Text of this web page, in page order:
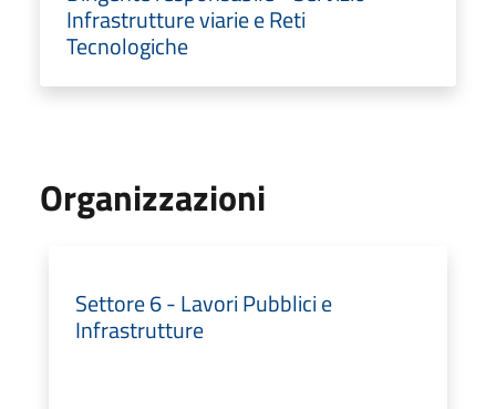
Infrastrutture viarie e Reti
Tecnologiche
Organizzazioni
Settore 6 - Lavori Pubblici e
Infrastrutture